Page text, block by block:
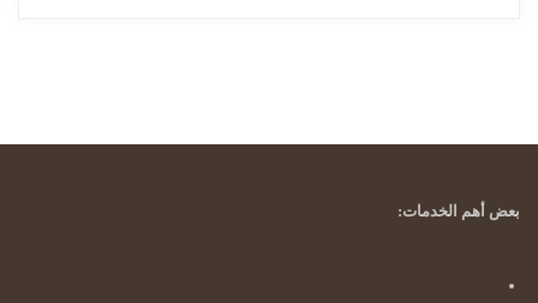
بعض أهم الخدمات: